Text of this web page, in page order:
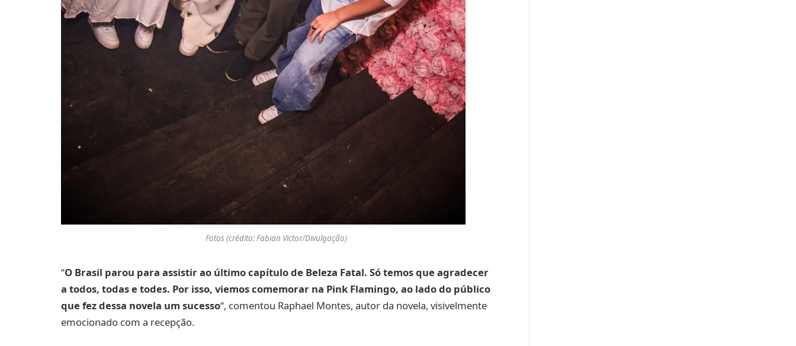
Fotos (crédito: Fabian Victor/Divulgação)
“O Brasil parou para assistir ao último capítulo de Beleza Fatal. Só temos que agradecer
a todos, todas e todes. Por isso, viemos comemorar na Pink Flamingo, ao lado do público
que fez dessa novela um sucesso“, comentou Raphael Montes, autor da novela, visivelmente
emocionado com a recepção.